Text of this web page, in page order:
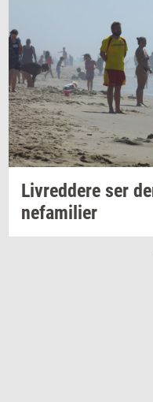
Liv­red­dere ser
ne­fa­mi­li­er